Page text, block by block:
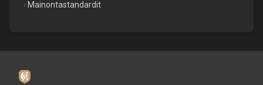
Mainontastandardit